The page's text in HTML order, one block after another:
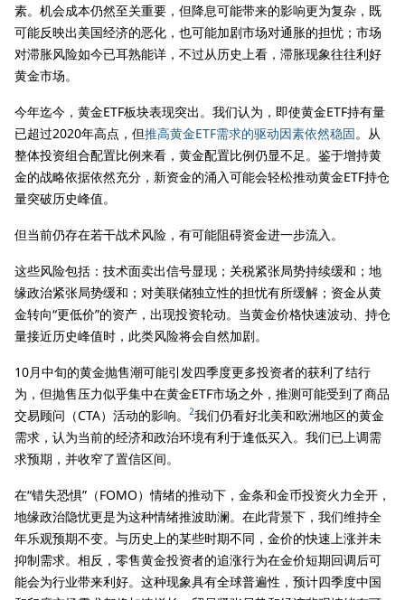
素。机会成本仍然至关重要，但降息可能带来的影响更为复杂，既
可能反映出美国经济的恶化，也可能加剧市场对通胀的担忧；市场
对滞胀风险如今已耳熟能详，不过从历史上看，滞胀现象往往利好
黄金市场。
今年迄今，黄金ETF板块表现突出。我们认为，即使黄金ETF持有量
已超过2020年高点，但推高黄金ETF需求的驱动因素依然稳固。从
整体投资组合配置比例来看，黄金配置比例仍显不足。鉴于增持黄
金的战略依据依然充分，新资金的涌入可能会轻松推动黄金ETF持仓
量突破历史峰值。
但当前仍存在若干战术风险，有可能阻碍资金进一步流入。
这些风险包括：技术面卖出信号显现；关税紧张局势持续缓和；地
缘政治紧张局势缓和；对美联储独立性的担忧有所缓解；资金从黄
金转向“更低价”的资产，出现投资轮动。当黄金价格快速波动、持仓
量接近历史峰值时，此类风险将会自然加剧。
10月中旬的黄金抛售潮可能引发四季度更多投资者的获利了结行
为，但抛售压力似乎集中在黄金ETF市场之外，推测可能受到了商品
交易顾问（CTA）活动的影响。
2我们仍看好北美和欧洲地区的黄金
需求，认为当前的经济和政治环境有利于逢低买入。我们已上调需
求预期，并收窄了置信区间。
在“错失恐惧”（FOMO）情绪的推动下，金条和金币投资火力全开，
地缘政治隐忧更是为这种情绪推波助澜。在此背景下，我们维持全
年乐观预期不变。与历史上的某些时期不同，金价的快速上涨并未
抑制需求。相反，零售黄金投资者的追涨行为在金价短期回调后可
能会为行业带来利好。这种现象具有全球普遍性，预计四季度中国